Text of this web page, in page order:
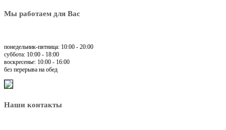
Мы работаем для Вас
понедельник-пятница: 10:00 - 20:00
суббота: 10:00 - 18:00
воскресенье: 10:00 - 16:00
без перерыва на обед
Наши контакты